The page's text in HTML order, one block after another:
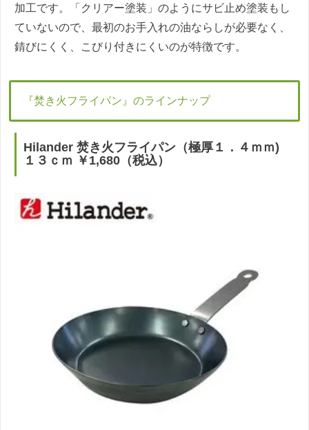
加工です。「クリアー塗装」のようにサビ止め塗装もし
ていないので、最初のお手入れの油ならしが必要なく、
錆びにくく、こびり付きにくいのが特徴です。
『焚き火フライパン』のラインナップ
Hilander 焚き火フライパン（極厚１．４ｍｍ)
１３ｃｍ ￥1,680（税込）